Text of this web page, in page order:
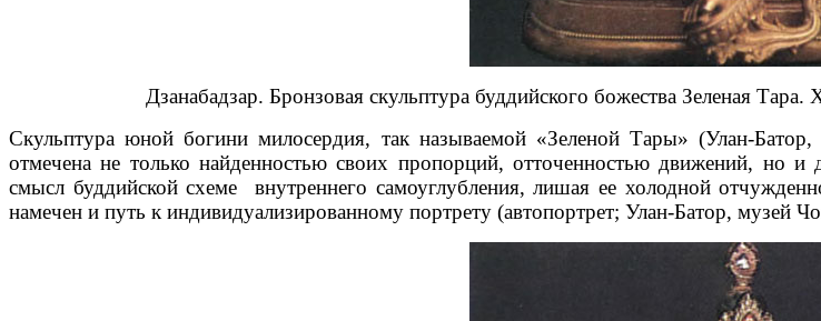
Дзанабадзар. Бронзовая скульптура буддийского божества Зеленая
Скульптура юной богини милосердия, так называемой «Зеленой Тары» (Улан-
отмечена не только найденностью своих пропорций, отточенностью движений, но
смысл буддийской схеме внутреннего самоуглубления, лишая ее холодной
намечен и путь к индивидуализированному портрету (автопортрет; Улан-Батор, музей